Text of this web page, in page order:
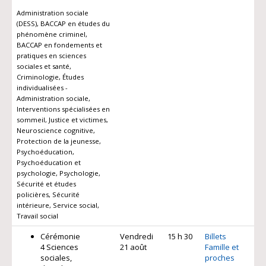
Administration sociale
(DESS), BACCAP en études du
phénomène criminel,
BACCAP en fondements et
pratiques en sciences
sociales et santé,
Criminologie, Études
individualisées -
Administration sociale,
Interventions spécialisées en
sommeil, Justice et victimes,
Neuroscience cognitive,
Protection de la jeunesse,
Psychoéducation,
Psychoéducation et
psychologie, Psychologie,
Sécurité et études
policières, Sécurité
intérieure, Service social,
Travail social
Cérémonie
4 Sciences
sociales,
Vendredi
21 août
15 h 30
Billets
Famille et
proches